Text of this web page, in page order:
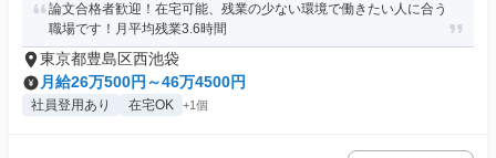
論文合格者歓迎！在宅可能、残業の少ない環境で働きたい人に合う
職場です！月平均残業3.6時間
東京都豊島区西池袋
月給26万500円～46万4500円
社員登用あり 在宅OK +1個